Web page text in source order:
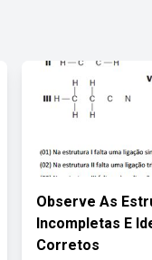
Observe As
Incompletas E
Corretos